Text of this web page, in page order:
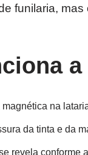
funilaria,
na
da tinta e da
revela conforme